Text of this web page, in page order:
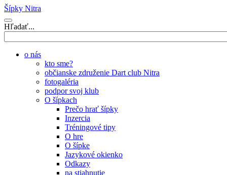
Šípky Nitra
Hľadať...
o nás
kto sme?
občianske združenie Dart club Nitra
fotogaléria
podpor svoj klub
O šípkach
Prečo hrať šípky
Inzercia
Tréningové tipy
O hre
O šípke
Jazykové okienko
Odkazy
na stiahnutie